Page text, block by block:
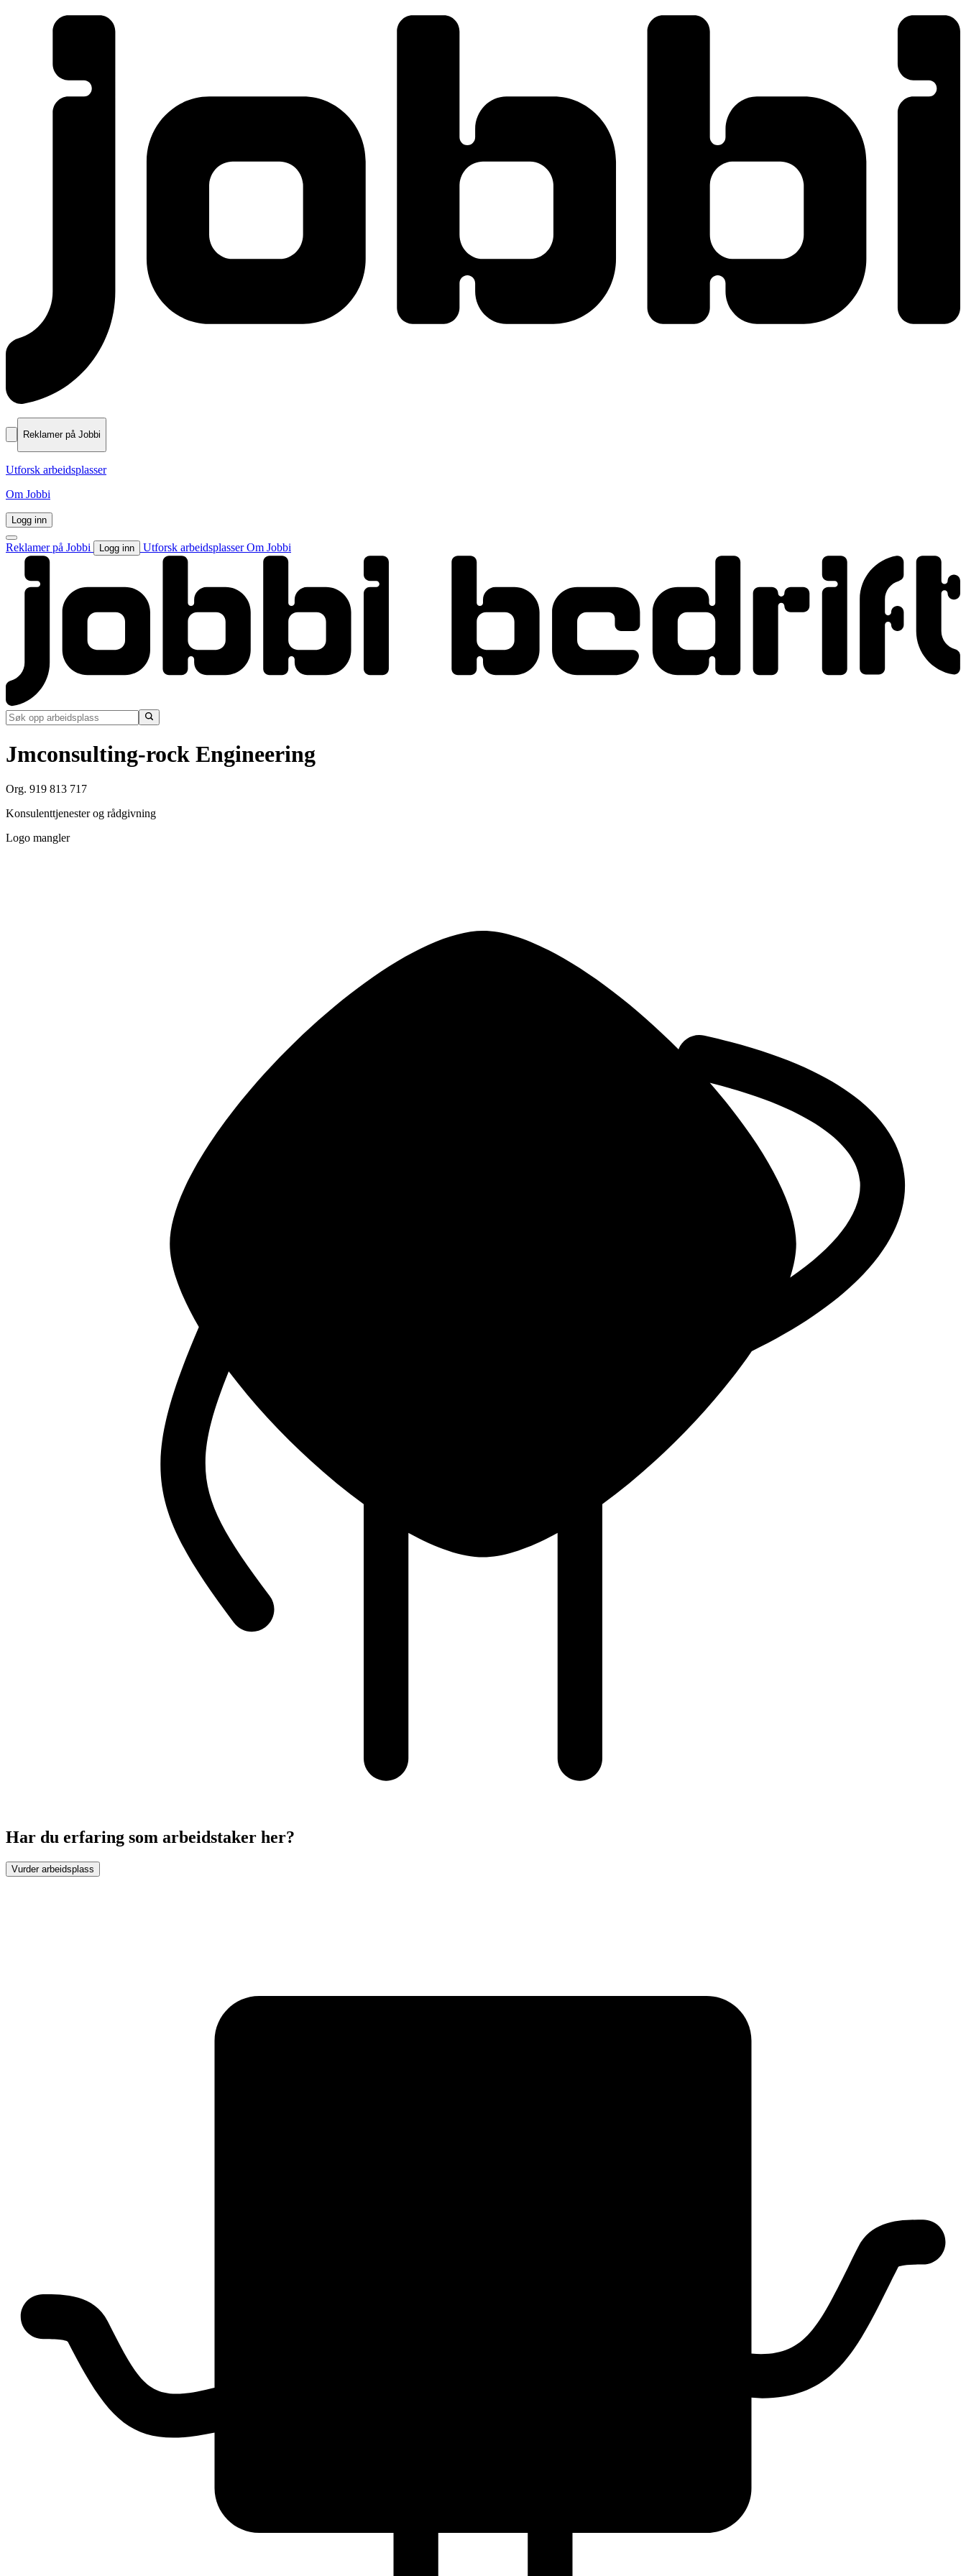
Reklamer på Jobbi
Utforsk arbeidsplasser
Om Jobbi
Logg inn
Reklamer på Jobbi Logg inn Utforsk arbeidsplasserOm Jobbi
Jmconsulting-rock Engineering
Org. 919 813 717
Konsulenttjenester og rådgivning
Logo mangler
Har du erfaring som arbeidstaker her?
Vurder arbeidsplass